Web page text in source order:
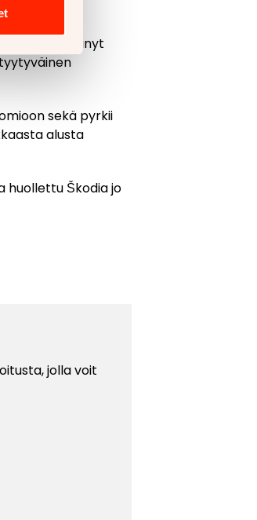
on yltänyt
sekä pyrkii
alusta
huollettu Škodia jo
jolla voit